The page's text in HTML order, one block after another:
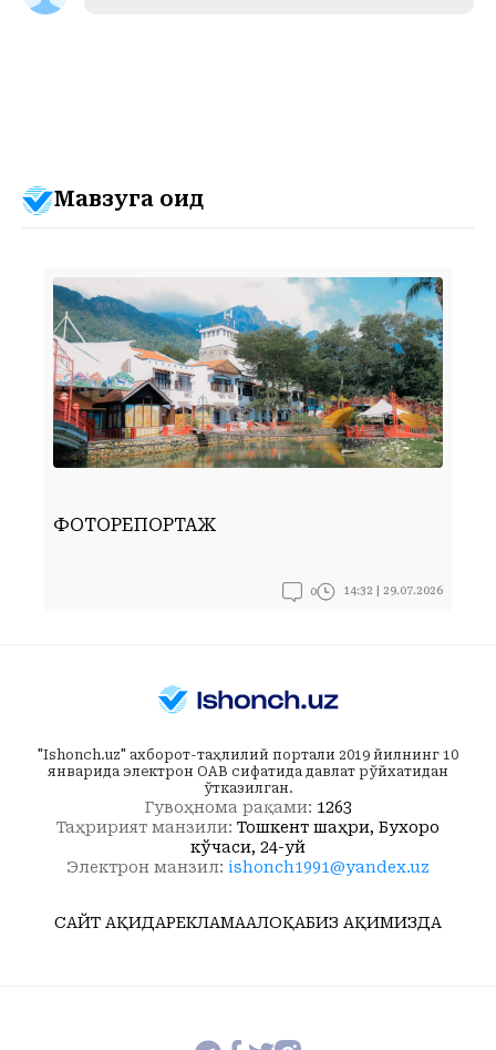
Мавзуга оид
ФОТОРЕПОРТАЖ
0 14:32 | 29.07.2026
"Ishonch.uz" ахборот-таҳлилий портали 2019 йилнинг 10
январида электрон ОАВ сифатида давлат рўйхатидан
ўтказилган.
Гувоҳнома рақами: 1263
Таҳририят манзили: Тошкент шаҳри, Бухоро
кўчаси, 24-уй
Электрон манзил: ishonch1991@yandex.uz
САЙТ ҲАҚИДАРЕКЛАМААЛОҚАБИЗ ҲАҚИМИЗДА